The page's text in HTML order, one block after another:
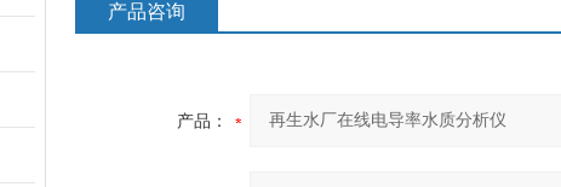
产品咨询
产品：